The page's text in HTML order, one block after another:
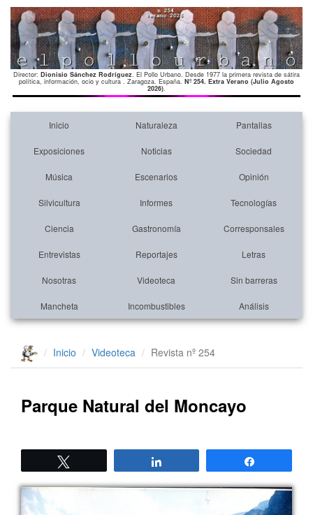
Director: Dionisio Sánchez Rodríguez. El Pollo Urbano. Desde 1977 la primera revista de sátira
política, información, ocio y cultura . Zaragoza. España. Nº 254. Extra Verano (Julio Agosto
2026).
Inicio Naturaleza Pantallas
Exposiciones Noticias Sociedad
Música Escenarios Opinión
Silvicultura Informes Tecnologías
Ciencia Gastronomía Corresponsales
Entrevistas Reportajes Letras
Nosotras Videoteca Sin barreras
Mancheta Incombustibles Análisis
Inicio Videoteca Revista nº 254
Parque Natural del Moncayo